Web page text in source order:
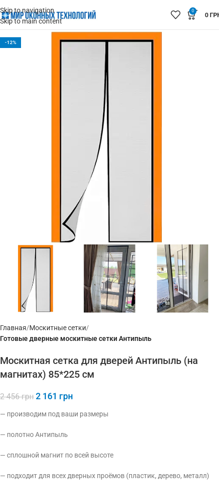
Skip to navigation
Skip to main content
0
0
-12%
Главная Москитные сетки
Готовые дверные москитные сетки Антипыль
Москитная сетка для дверей Антипыль (на
магнитах) 85*225 см
2 456грн 2 161 грн
— производим под ваши размеры
— полотно Антипыль
— сплошной магнит по всей высоте
— подходит для всех дверных проёмов (пластик, дерево, металл)